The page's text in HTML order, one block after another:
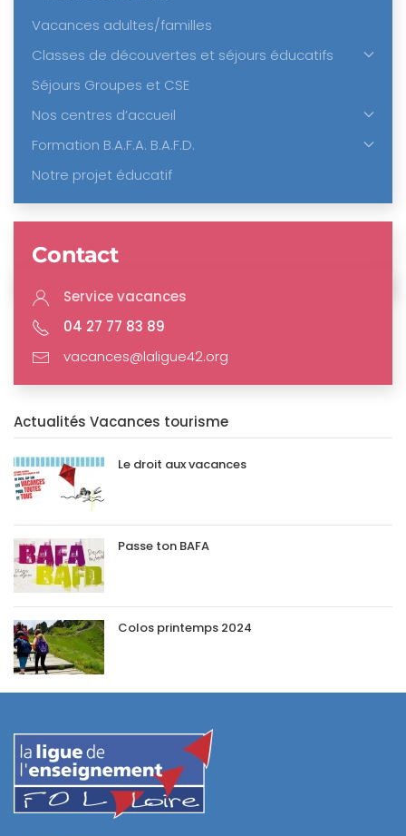
Vacances adultes/familles
Classes de découvertes et séjours éducatifs
Séjours Groupes et CSE
Nos centres d’accueil
Formation B.A.F.A. B.A.F.D.
Notre projet éducatif
Contact
Service vacances
04 27 77 83 89
vacances@laligue42.org
Actualités Vacances tourisme
Le droit aux vacances
Passe ton BAFA
Colos printemps 2024